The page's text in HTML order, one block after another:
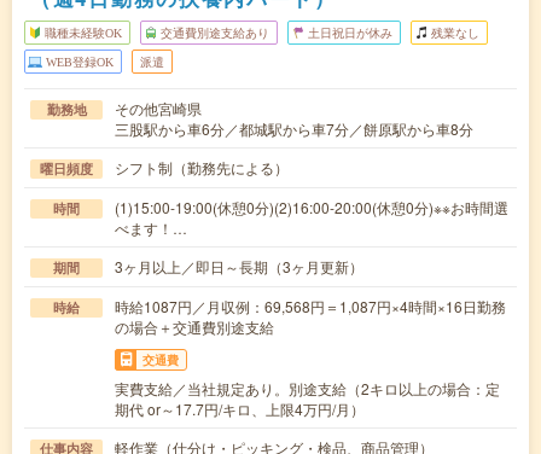
職種未経験OK 交通費別途支給あり 土日祝日が休み 残業なし
WEB登録OK 派遣
勤務地
その他宮崎県
三股駅から車6分／都城駅から車7分／餅原駅から車8分
曜日頻度 シフト制（勤務先による）
時間
(1)15:00-19:00(休憩0分)(2)16:00-20:00(休憩0分)※※お時間選
べます！…
期間 3ヶ月以上／即日～長期（3ヶ月更新）
時給
時給1087円／月収例：69,568円＝1,087円×4時間×16日勤務
の場合＋交通費別途支給
交通費
実費支給／当社規定あり。別途支給（2キロ以上の場合：定
期代 or～17.7円/キロ、上限4万円/月）
仕事内容
軽作業（仕分け・ピッキング・検品、商品管理）